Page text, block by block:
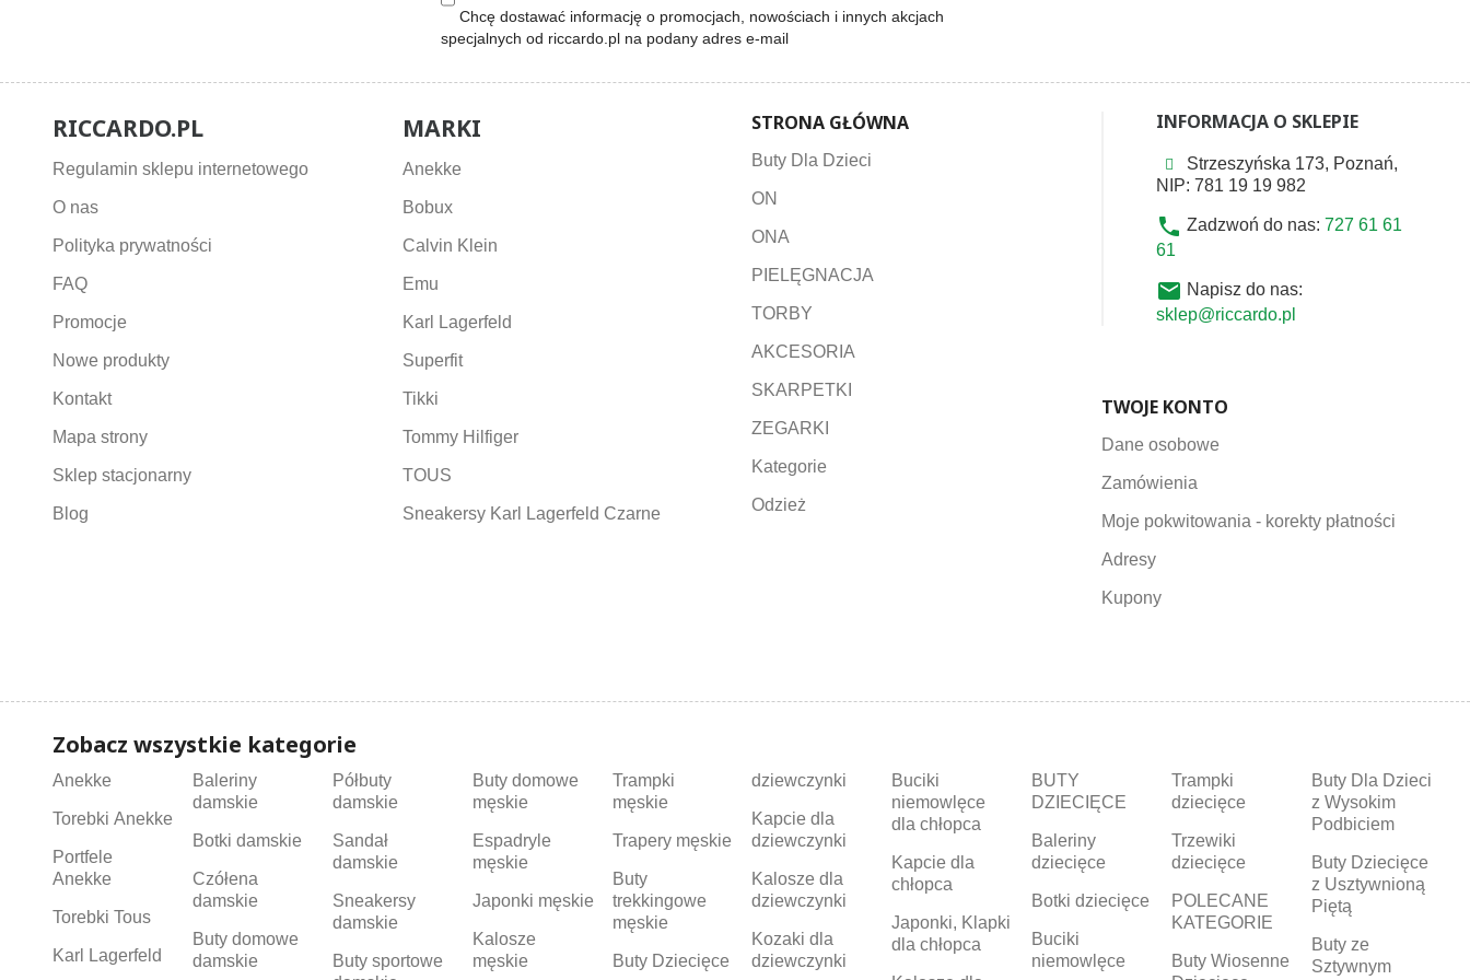
Chcę dostawać informację o promocjach, nowościach i innych akcjach
specjalnych od riccardo.pl na podany adres e-mail
RICCARDO.PL
Regulamin sklepu internetowego
O nas
Polityka prywatności
FAQ
Promocje
Nowe produkty
Kontakt
Mapa strony
Sklep stacjonarny
Blog
MARKI
Anekke
Bobux
Calvin Klein
Emu
Karl Lagerfeld
Superfit
Tikki
Tommy Hilfiger
TOUS
Sneakersy Karl Lagerfeld Czarne
STRONA GŁÓWNA
Buty Dla Dzieci
ON
ONA
PIELĘGNACJA
TORBY
AKCESORIA
SKARPETKI
ZEGARKI
Kategorie
Odzież
INFORMACJA O SKLEPIE
Strzeszyńska 173, Poznań,
NIP: 781 19 19 982
phone Zadzwoń do nas: 727 61 61
61
email Napisz do nas:
sklep@riccardo.pl
TWOJE KONTO
Dane osobowe
Zamówienia
Moje pokwitowania - korekty płatności
Adresy
Kupony
Zobacz wszystkie kategorie
Anekke
Torebki Anekke
Portfele
Anekke
Torebki Tous
Karl Lagerfeld
Baleriny
damskie
Botki damskie
Czółena
damskie
Buty domowe
damskie
Półbuty
damskie
Sandał
damskie
Sneakersy
damskie
Buty sportowe
Buty domowe
męskie
Espadryle
męskie
Japonki męskie
Kalosze
męskie
Trampki
męskie
Trapery męskie
Buty
trekkingowe
męskie
Buty Dziecięce
dziewczynki
Kapcie dla
dziewczynki
Kalosze dla
dziewczynki
Kozaki dla
dziewczynki
Buciki
niemowlęce
dla chłopca
Kapcie dla
chłopca
Japonki, Klapki
dla chłopca
BUTY
DZIECIĘCE
Baleriny
dziecięce
Botki dziecięce
Buciki
niemowlęce
Trampki
dziecięce
Trzewiki
dziecięce
POLECANE
KATEGORIE
Buty Wiosenne
Buty Dla Dzieci
z Wysokim
Podbiciem
Buty Dziecięce
z Usztywnioną
Piętą
Buty ze
Sztywnym